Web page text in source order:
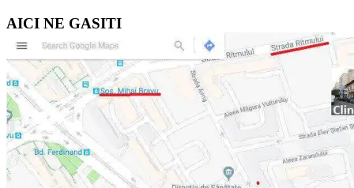
AICI NE GASITI